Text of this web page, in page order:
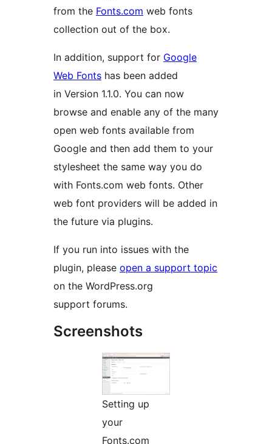
from the Fonts.com web fonts
collection out of the box.
In addition, support for Google
Web Fonts has been added
in Version 1.1.0. You can now
browse and enable any of the many
open web fonts available from
Google and then add them to your
stylesheet the same way you do
with Fonts.com web fonts. Other
web font providers will be added in
the future via plugins.
If you run into issues with the
plugin, please open a support topic
on the WordPress.org
support forums.
Screenshots
Setting up
your
Fonts.com